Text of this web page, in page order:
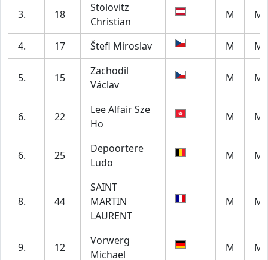
3. 18
Stolovitz
Christian
M
4. 17 Štefl Miroslav M
5. 15
Zachodil
Václav
M
6. 22
Lee Alfair Sze
Ho
M
6. 25
Depoortere
Ludo
M
8. 44
SAINT
MARTIN
LAURENT
M
9. 12
Vorwerg
Michael
M